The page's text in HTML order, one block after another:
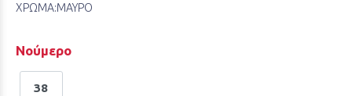
ΧΡΩΜΑ:ΜΑΥΡΟ
Νούμερο
38